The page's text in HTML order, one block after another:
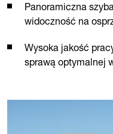
Panoramiczna
widoczność na
Wysoka jakość
sprawą optymalnej